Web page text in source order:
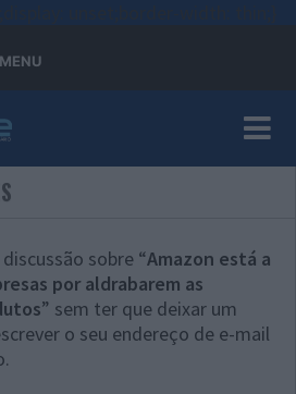
MENU
sobre “Amazon está a
por aldrabarem as
” sem ter que deixar um
o seu endereço de e-mail